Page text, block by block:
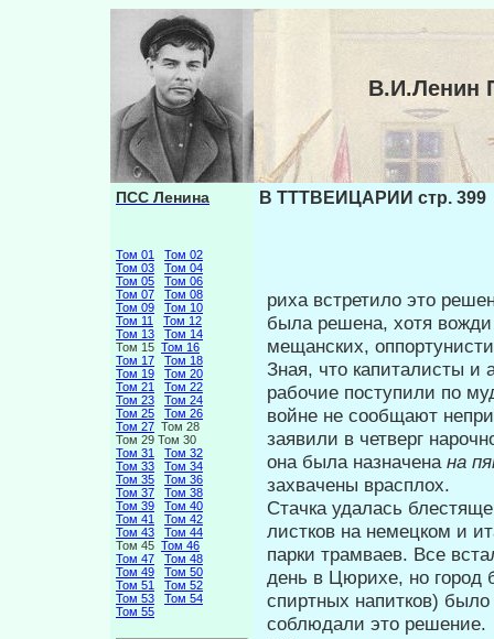
В.И.Ленин
ПСС Ленина
Том 01
Том 02
Том 03
Том 04
Том 05
Том 06
Том 07
Том 08
Том 09
Том 10
Том 11
Том 12
Том 13
Том 14
Том 15 Том 16
Том 17
Том 18
Том 19
Том 20
Том 21
Том 22
Том 23
Том 24
Том 25
Том 26
Том 27 Том 28
Том 29 Том 30
Том 31
Том 32
Том 33
Том 34
Том 35
Том 36
Том 37
Том 38
Том 39
Том 40
Том 41
Том 42
Том 43
Том 44
Том 45 Том 46
Том 47
Том 48
Том 49
Том 50
Том 51
Том 52
Том 53
Том 54
Том 55
В ТТТВЕИЦАРИИ стр. 399
риха встретило это
была ре­шена, хотя
мещанских,
Зная, что капиталисты и
рабо­чие поступили по
войне не сооб­щают
заявили в четверг
она была назначена на
захвачены врасплох.
Стачка удалась
листков на немецком и
парки трамваев. Все
день в Цюрихе, но город
спиртных напитков)
соблюдали это решение.